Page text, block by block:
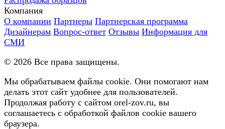
Компания
О компании Партнеры Партнерская программа
Дизайнерам Вопрос-ответ Отзывы Информация для
СМИ
© 2026 Все права защищены.
Мы обрабатываем файлы cookie. Они помогают нам
делать этот сайт удобнее для пользователей.
Продолжая работу с сайтом orel-zov.ru, вы
соглашаетесь с обработкой файлов cookie вашего
браузера.